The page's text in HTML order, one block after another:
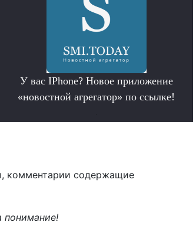
У вас IPhone? Новое приложение
«новостной агрегатор» по ссылке!
комментарии содержащие
понимание!